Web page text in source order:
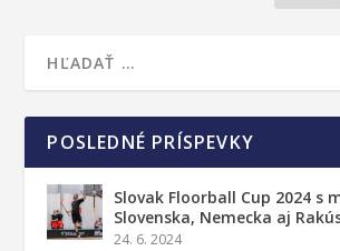
POSLEDNÉ PRÍSPEVKY
Slovak Floorball Cup 2024 s
Slovenska, Nemecka aj
24. 6. 2024